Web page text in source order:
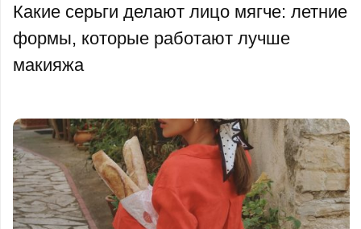
Какие серьги делают лицо мягче: летние
формы, которые работают лучше
макияжа